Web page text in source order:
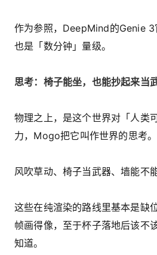
作为参照，DeepMind的Genie
也是「数分钟」量级。
思考：椅子能坐，也能抄起来当
物理之上，是这个世界对「人类
力，Mogo把它叫作世界的思考。
风吹草动、椅子当武器、墙能不
这些在纯渲染的路线里基本是缺
帧画得像，至于杯子落地后该不
知道。